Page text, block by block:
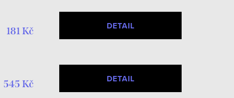
181 Kč DETAIL
545 Kč DETAIL